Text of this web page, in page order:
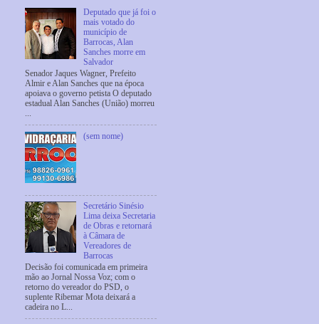
Deputado que já foi o
mais votado do
município de
Barrocas, Alan
Sanches morre em
Salvador
Senador Jaques Wagner, Prefeito
Almir e Alan Sanches que na época
apoiava o governo petista O deputado
estadual Alan Sanches (União) morreu
...
(sem nome)
Secretário Sinésio
Lima deixa Secretaria
de Obras e retornará
à Câmara de
Vereadores de
Barrocas
Decisão foi comunicada em primeira
mão ao Jornal Nossa Voz; com o
retorno do vereador do PSD, o
suplente Ribemar Mota deixará a
cadeira no L...